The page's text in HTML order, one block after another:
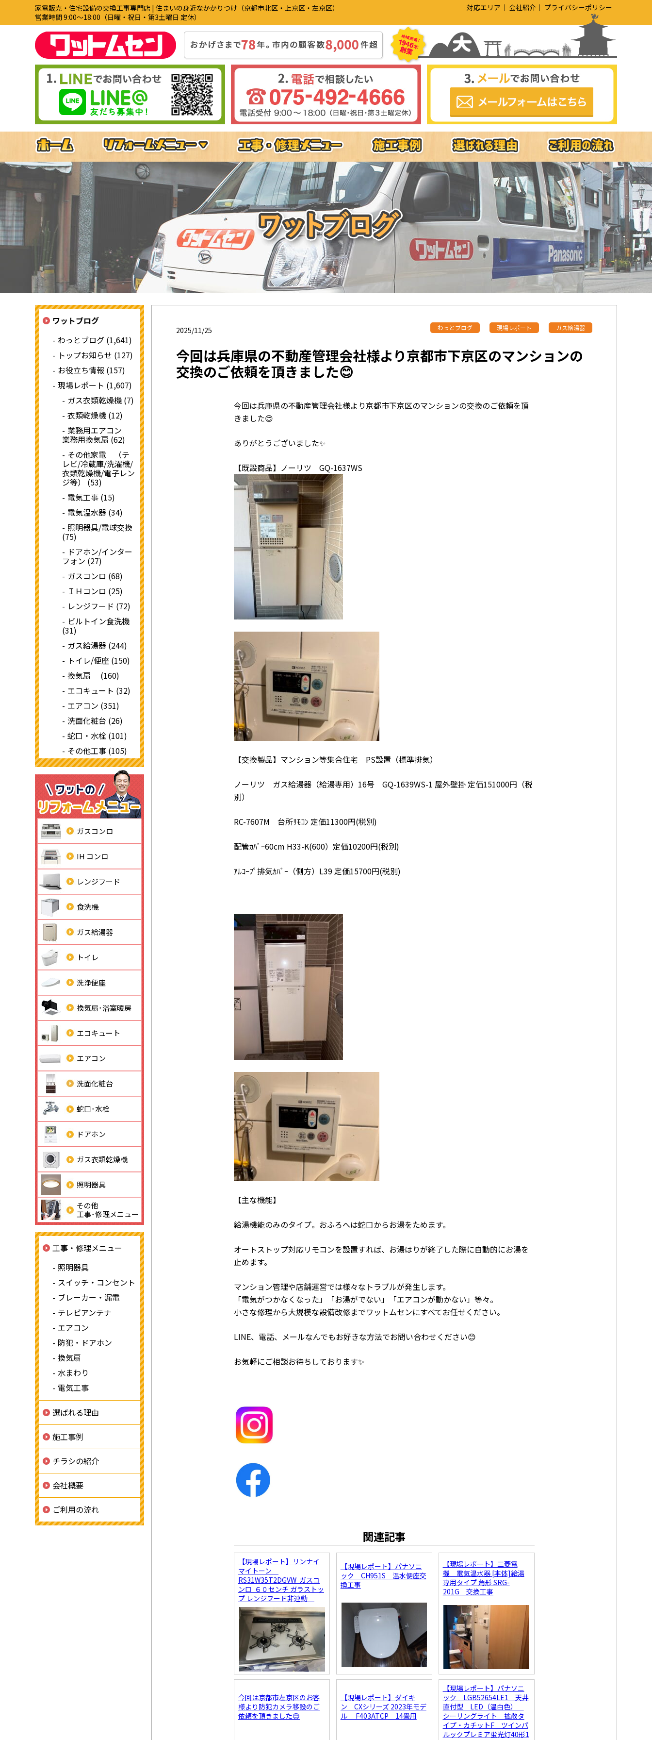
家電販売・住宅設備の交換工事専門店 | 住まいの身近なかかりつけ（京都市北区・上京区・左京区）
営業時間 9:00〜18:00（日曜・祝日・第3土曜日 定休）
対応エリア 会社紹介 プライバシーポリシー
2025/11/25 わっとブログ 現場レポート ガス給湯器
今回は兵庫県の不動産管理会社様より京都市下京区のマンションの
交換のご依頼を頂きました😊
今回は兵庫県の不動産管理会社様より京都市下京区のマンションの交換のご依頼を頂
きました😊
ありがとうございました✨
【既設商品】ノーリツ GQ-1637WS
【交換製品】マンション等集合住宅 PS設置（標準排気）
ノーリツ ガス給湯器（給湯専用）16号 GQ-1639WS-1 屋外壁掛 定価151000円（税
別）
RC-7607M 台所ﾘﾓｺﾝ 定価11300円(税別)
配管ｶﾊﾞｰ60cm H33-K(600）定価10200円(税別)
ｱﾙｺｰﾌﾟ排気ｶﾊﾞｰ（側方）L39 定価15700円(税別)
【主な機能】
給湯機能のみのタイプ。おふろへは蛇口からお湯をためます。
オートストップ対応リモコンを設置すれば、お湯はりが終了した際に自動的にお湯を
止めます。
マンション管理や店舗運営では様々なトラブルが発生します。
「電気がつかなくなった」「お湯がでない」「エアコンが動かない」等々。
小さな修理から大規模な設備改修までワットムセンにすべてお任せください。
LINE、電話、メールなんでもお好きな方法でお問い合わせください😊
お気軽にご相談お待ちしております✨
関連記事
【現場レポート】リンナイ
マイトーン
RS31W35T2DGVW ガスコ
ンロ ６０センチ ガラストッ
プ レンジフード非連動
【現場レポート】パナソニ
ック CH951S 温水便座交
換工事
【現場レポート】三菱電
機 電気温水器 [本体]給湯
専用タイプ 角形 SRG-
201G 交換工事
今回は京都市左京区のお客
様より防犯カメラ移設のご
依頼を頂きました😊
【現場レポート】ダイキ
ン CXシリーズ 2023年モデ
ル F403ATCP 14畳用
【現場レポート】パナソニ
ック LGB52654LE1 天井
直付型 LED（温白色）
シーリングライト 拡散タ
イプ・カチットF ツインパ
ルックプレミア蛍光灯40形1
ワットブログ
わっとブログ (1,641)
トップお知らせ (127)
お役立ち情報 (157)
現場レポート (1,607)
ガス衣類乾燥機 (7)
衣類乾燥機 (12)
業務用エアコン
業務用換気扇 (62)
その他家電 （テ
レビ/冷蔵庫/洗濯機/
衣類乾燥機/電子レン
ジ等） (53)
電気工事 (15)
電気温水器 (34)
照明器具/電球交換
(75)
ドアホン/インター
フォン (27)
ガスコンロ (68)
ＩＨコンロ (25)
レンジフード (72)
ビルトイン食洗機
(31)
ガス給湯器 (244)
トイレ/便座 (150)
換気扇 (160)
エコキュート (32)
エアコン (351)
洗面化粧台 (26)
蛇口・水栓 (101)
その他工事 (105)
ガスコンロ
IH コンロ
レンジフード
食洗機
ガス給湯器
トイレ
洗浄便座
換気扇･浴室暖房
エコキュート
エアコン
洗面化粧台
蛇口･水栓
ドアホン
ガス衣類乾燥機
照明器具
その他
工事･修理メニュー
工事・修理メニュー
照明器具
スイッチ・コンセント
ブレーカー・漏電
テレビアンテナ
エアコン
防犯・ドアホン
換気扇
水まわり
電気工事
選ばれる理由
施工事例
チラシの紹介
会社概要
ご利用の流れ